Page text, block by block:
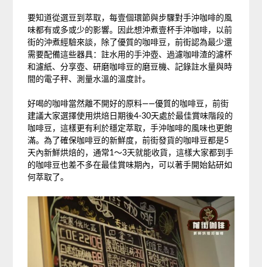
要知道從選豆到萃取，每壹個環節與步驟對手沖咖啡的風
味都有或多或少的影響。因此想沖煮壹杯手沖咖啡，以前
街的沖煮經驗來談，除了優質的咖啡豆，前街認為最少還
需要配備這些器具：註水用的手沖壺、過濾咖啡渣的濾杯
和濾紙、分享壺、研磨咖啡豆的磨豆機、記錄註水量與時
間的電子秤、測量水溫的溫度計。
好喝的咖啡當然離不開好的原料——優質的咖啡豆，前街
建議大家選擇使用烘焙日期後4-30天處於最佳賞味階段的
咖啡豆，這樣更有利於穩定萃取，手沖咖啡的風味也更飽
滿。為了確保咖啡豆的新鮮度，前街發貨的咖啡豆都是5
天內新鮮烘焙的，通常1～3天就能收貨，這樣大家都到手
的咖啡豆也差不多在最佳賞味期內，可以著手開始鉆研如
何萃取了。